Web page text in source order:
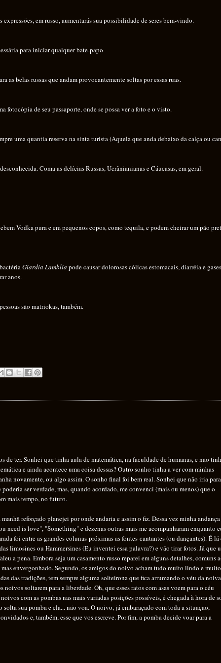
em russo, aumentarás sua possibilidade de seres bem-vindo.
para iniciar qualquer bate-papo
belas russas que andam provocantemente soltas por essas ruas.
de seu passaporte, onde se possa ver a foto e o visto.
uma quantia reserva na sinta turista (Aquela que anda debaixo da calça ou
Coma as delícias Russas, Ucrânianianas e Cáucasas, em geral.
Vodka pura e em pequenos copos, como tequila, e podem cheirar um pão
Giardia Lamblia pode causar dolorosas cólicas estomacais, diarréia e
anos.
são matriokas, também.
de ter. Sonhei que tinha aula de matemática, na faculdade de humanas, e não
e ainda acontece uma coisa dessas? Outro sonho tinha a ver com minhas
novamente, ou algo assim. O sonho final foi bem real. Sonhei que não iria
ser verdade, mas, quando acordado, me convenci (mais ou menos) que o
mais tempo, no futuro.
reforçado planejei por onde andaria e assim o fiz. Dessa vez minha
is love", "Something" e dezenas outras mais me acompanharam enquanto
foi entre as grandes colunas próximas as fontes cantantes (ou dançantes). É lá
limosines ou Hammersines (Eu inventei essa palavra?) e vão tirar fotos. Já que
a pena. Embora seja um casamento russo reparei em alguns detalhes, comuns
envergonhado. Segundo, os amigos do noivo acham tudo muito lindo e muito
das tradições, tem sempre alguma solteirona que fica arrumando o véu da
soltarem para a liberdade. Oh, que esses ratos com asas voem para o céu
com as pombas nas mais variadas posições possíveis, é chegada à hora de
sua pomba e ela... não voa. O noivo, já embaraçado com toda a situação,
e, também, esse que vos escreve. Por fim, a pomba decide voar para a